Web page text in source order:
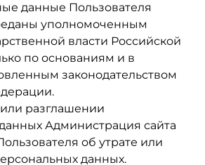
данные Пользователя
уполномоченным
власти Российской
по основаниям и в
законодательством
разглашении
Администрация сайта
об утрате или
данных.